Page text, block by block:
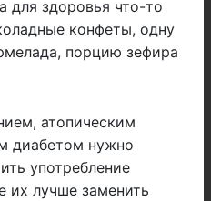
для здоровья что-то
конфеты, одну
порцию зефира
атопическим
диабетом нужно
употребление
их лучше заменить